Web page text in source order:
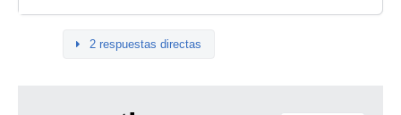
2 respuestas directas